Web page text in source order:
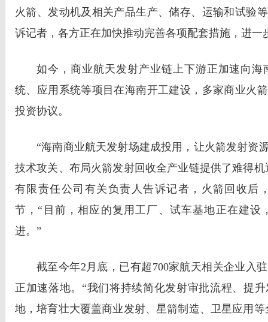
火箭、发动机及相关产品生产、储存、运输和试验
诉记者，各方正在加快推动完善各项配套措施，进一
如今，商业航天发射产业链上下游正加速向
统、应用系统等项目在海南开工建设，多家商业火
投资协议。
“海南商业航天发射场建成投用，让火箭发射资
技术攻关、布局火箭发射回收全产业链提供了难得
有限责任公司有关负责人告诉记者，火箭回收后
节，“目前，相应的复用工厂、试车基地正在建设
进。”
截至今年2月底，已有超700家航天相关企业入
正加速落地。“我们将持续简化发射审批流程、提
地，培育壮大覆盖商业发射、星箭制造、卫星应用